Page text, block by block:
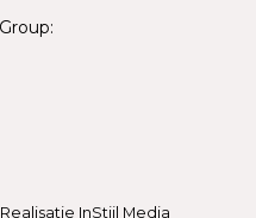
InStijl Media